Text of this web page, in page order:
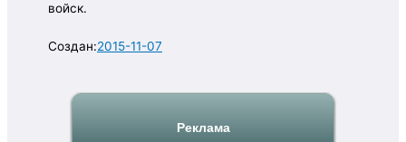
войск.
Создан:2015-11-07
Реклама